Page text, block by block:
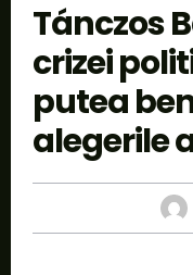
Tánczos
crizei
putea
alegerile